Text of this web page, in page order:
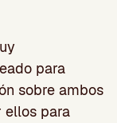
para
sobre ambos
ellos para